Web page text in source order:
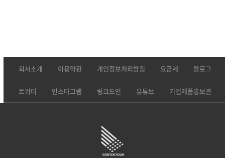
회사소개 이용약관 개인정보처리방침 요금제 블로그
트위터 인스타그램 링크드인 유튜브 기업제품홍보관